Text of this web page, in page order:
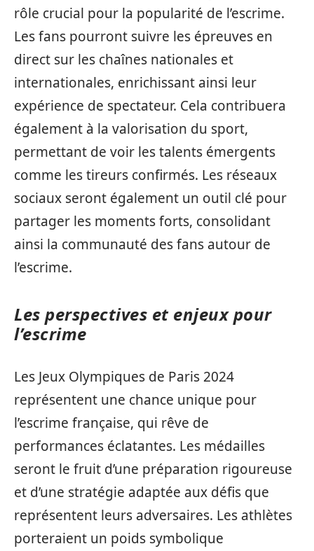
rôle crucial pour la popularité de l’escrime.
Les fans pourront suivre les épreuves en
direct sur les chaînes nationales et
internationales, enrichissant ainsi leur
expérience de spectateur. Cela contribuera
également à la valorisation du sport,
permettant de voir les talents émergents
comme les tireurs confirmés. Les réseaux
sociaux seront également un outil clé pour
partager les moments forts, consolidant
ainsi la communauté des fans autour de
l’escrime.
Les perspectives et enjeux pour
l’escrime
Les Jeux Olympiques de Paris 2024
représentent une chance unique pour
l’escrime française, qui rêve de
performances éclatantes. Les médailles
seront le fruit d’une préparation rigoureuse
et d’une stratégie adaptée aux défis que
représentent leurs adversaires. Les athlètes
porteraient un poids symbolique